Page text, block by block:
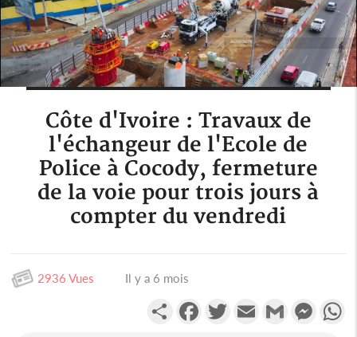
Côte d'Ivoire : Travaux de
l'échangeur de l'Ecole de
Police à Cocody, fermeture
de la voie pour trois jours à
compter du vendredi
2936 Vues Il y a 6 mois
PartagerFacebookTwitterEmail Gmail